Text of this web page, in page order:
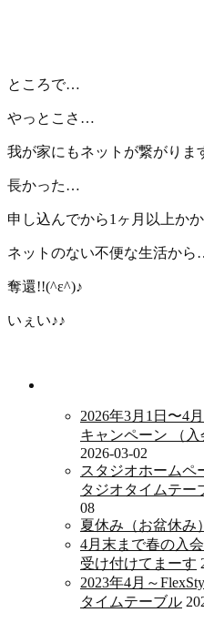
ところで…
やっとこさ…
我が家にもネットが繋がりま
長かった…
申し込んでから1ヶ月以上か
ネットのない不便な生活か
奪還!!(^ε^)♪
いぇい♪♪
2026年3月1日〜4
キャンペーン （入
2026-03-02
スタジオホームペ
タジオタイムテー
08
夏休み（お盆休み
4月末まで春の入
受け付けてまーす
2023年4月～
タイムテーブル